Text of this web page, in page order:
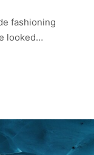
fashioning
looked…